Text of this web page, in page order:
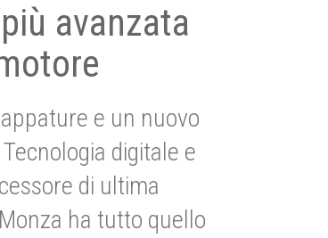
avanzata
e un nuovo
digitale e
di ultima
ha tutto quello